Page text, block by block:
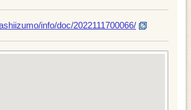
info/doc/2022111700066/